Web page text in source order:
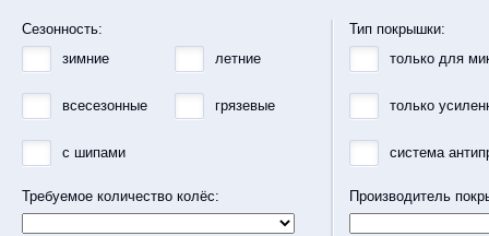
Сезонность:
зимние
летние
всесезонные грязевые
с шипами
Требуемое количество колёс:
Тип покрышки:
только для
только
система
Производитель